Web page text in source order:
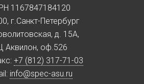
1167847184120
г.Санкт-Петербург
д. 15А,
Аквилон, оф.526
+7 (812) 317-71-03
info@spec-asu.ru